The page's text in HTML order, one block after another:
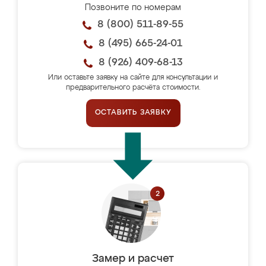
Позвоните по номерам
8 (800) 511-89-55
8 (495) 665-24-01
8 (926) 409-68-13
Или оставьте заявку на сайте для консультации и
предварительного расчёта стоимости.
ОСТАВИТЬ ЗАЯВКУ
Замер и расчет